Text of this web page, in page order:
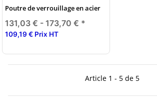
Poutre de verrouillage en acier
131,03 € - 173,70 € *
109,19 € Prix HT
Article 1 - 5 de 5